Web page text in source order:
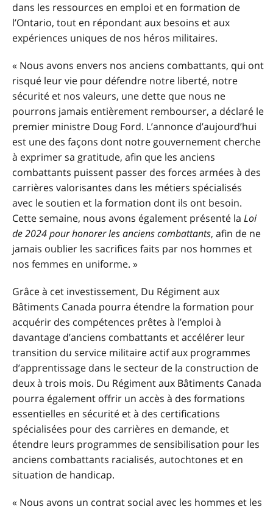
dans les ressources en emploi et en formation de
l’Ontario, tout en répondant aux besoins et aux
expériences uniques de nos héros militaires.
« Nous avons envers nos anciens combattants, qui ont
risqué leur vie pour défendre notre liberté, notre
sécurité et nos valeurs, une dette que nous ne
pourrons jamais entièrement rembourser, a déclaré le
premier ministre Doug Ford. L’annonce d’aujourd’hui
est une des façons dont notre gouvernement cherche
à exprimer sa gratitude, afin que les anciens
combattants puissent passer des forces armées à des
carrières valorisantes dans les métiers spécialisés
avec le soutien et la formation dont ils ont besoin.
Cette semaine, nous avons également présenté la Loi
de 2024 pour honorer les anciens combattants, afin de ne
jamais oublier les sacrifices faits par nos hommes et
nos femmes en uniforme. »
Grâce à cet investissement, Du Régiment aux
Bâtiments Canada pourra étendre la formation pour
acquérir des compétences prêtes à l’emploi à
davantage d’anciens combattants et accélérer leur
transition du service militaire actif aux programmes
d’apprentissage dans le secteur de la construction de
deux à trois mois. Du Régiment aux Bâtiments Canada
pourra également offrir un accès à des formations
essentielles en sécurité et à des certifications
spécialisées pour des carrières en demande, et
étendre leurs programmes de sensibilisation pour les
anciens combattants racialisés, autochtones et en
situation de handicap.
« Nous avons un contrat social avec les hommes et les